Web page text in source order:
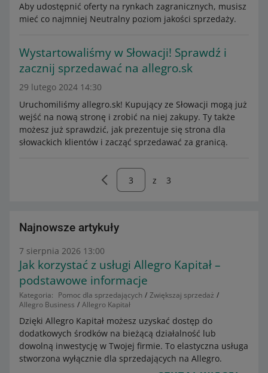
Aby udostępnić oferty na rynkach zagranicznych, musisz
mieć co najmniej Neutralny poziom jakości sprzedaży.
Wystartowaliśmy w Słowacji! Sprawdź i
zacznij sprzedawać na allegro.sk
29 lutego 2024 14:30
Uruchomiliśmy allegro.sk! Kupujący ze Słowacji mogą już
wejść na nową stronę i zrobić na niej zakupy. Ty także
możesz już sprawdzić, jak prezentuje się strona dla
słowackich klientów i zacząć sprzedawać za granicą.
z 3
Najnowsze artykuły
7 sierpnia 2026 13:00
Jak korzystać z usługi Allegro Kapitał –
podstawowe informacje
Kategoria: Pomoc dla sprzedających
Zwiększaj sprzedaż
Allegro Business
Allegro Kapitał
Dzięki Allegro Kapitał możesz uzyskać dostęp do
dodatkowych środków na bieżącą działalność lub
dowolną inwestycję w Twojej firmie. To elastyczna usługa
stworzona wyłącznie dla sprzedających na Allegro.